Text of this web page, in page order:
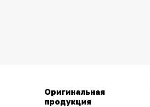
Оригинальная
продукция